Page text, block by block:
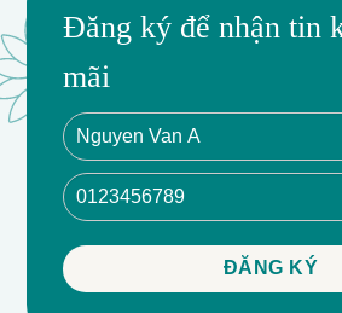
Giỏ Hoa Cúc Mẫu Đơn, Thiên Điểu,
quà hoa độc đáo, Sự kết hợp độc
Tặng quà chúc mừng, Hoa tươi,
Đăng ký để nhận tin
mãi